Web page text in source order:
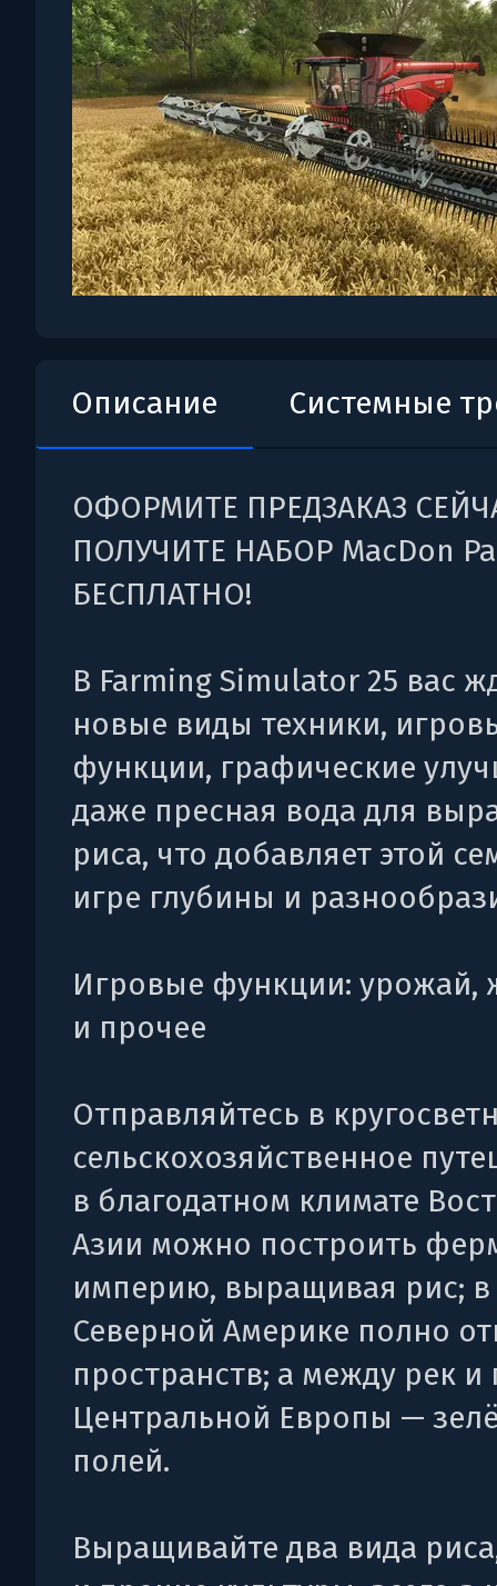
Описание Системные
ОФОРМИТЕ ПРЕДЗАКАЗ
ПОЛУЧИТЕ НАБОР MacDon
БЕСПЛАТНО!
В Farming Simulator 25 вас
новые виды техники,
функции, графические
даже пресная вода для
риса, что добавляет этой
игре глубины и
Игровые функции: урожай,
и прочее
Отправляйтесь в
сельскохозяйственное
в благодатном климате
Азии можно построить
империю, выращивая рис; в
Северной Америке полно
пространств; а между рек и
Центральной Европы —
полей.
Выращивайте два вида